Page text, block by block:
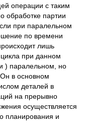
операции с таким
обработке партии
при паралельном
по времени
лишь
при данном
) паралельном, но
в основном
деталей в
на прерывно
осуществляется
планирования и